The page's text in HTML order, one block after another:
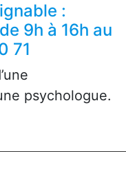
:
9h à 16h au
71
psychologue.